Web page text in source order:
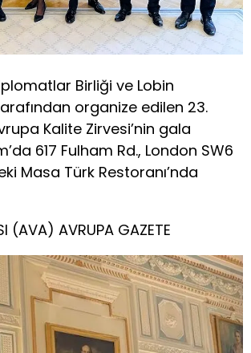
Birliği ve Lobin
organize edilen 23.
Kalite Zirvesi’nin gala
617 Fulham Rd., London SW6
Masa Türk Restoranı’nda
(AVA) AVRUPA GAZETE